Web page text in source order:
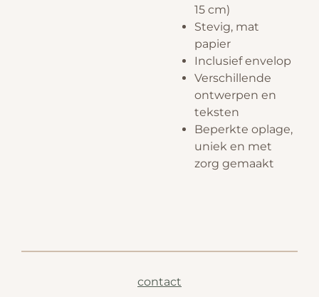
15 cm)
Stevig, mat
papier
Inclusief envelop
Verschillende
ontwerpen en
teksten
Beperkte oplage,
uniek en met
zorg gemaakt
contact